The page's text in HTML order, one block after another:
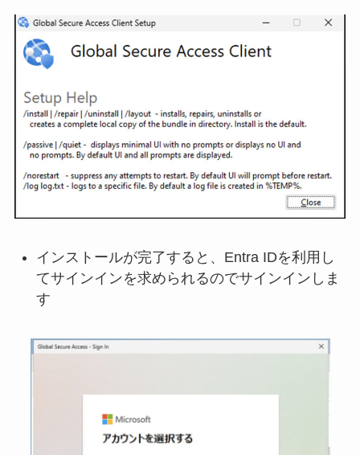
インストールが完了すると、Entra IDを利用し
てサインインを求められるのでサインインしま
す